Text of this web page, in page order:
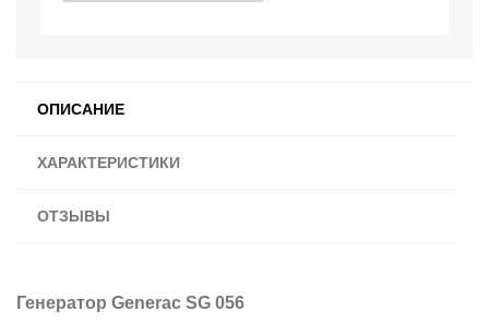
ОПИСАНИЕ
ХАРАКТЕРИСТИКИ
ОТЗЫВЫ
Генератор Generac SG 056